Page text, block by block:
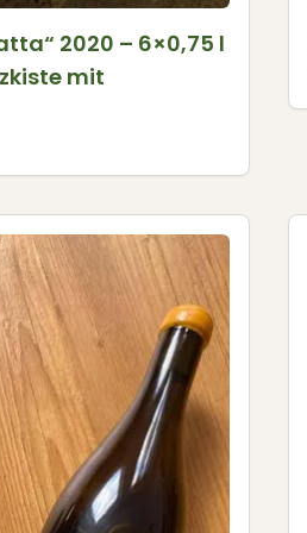
2020 – 6×0,75 l
mit